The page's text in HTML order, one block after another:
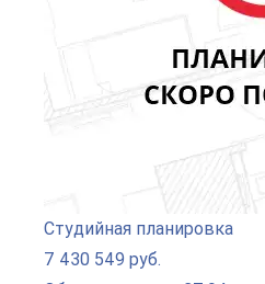
Студийная планировка
7 430 549 руб.